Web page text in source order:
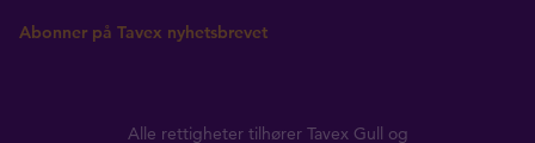
Abonner på Tavex nyhetsbrevet
Alle rettigheter tilhører Tavex Gull og